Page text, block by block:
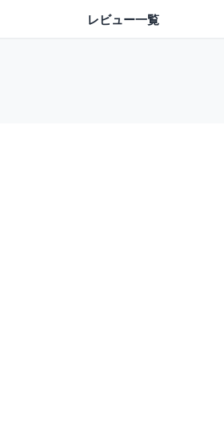
レビュー一覧